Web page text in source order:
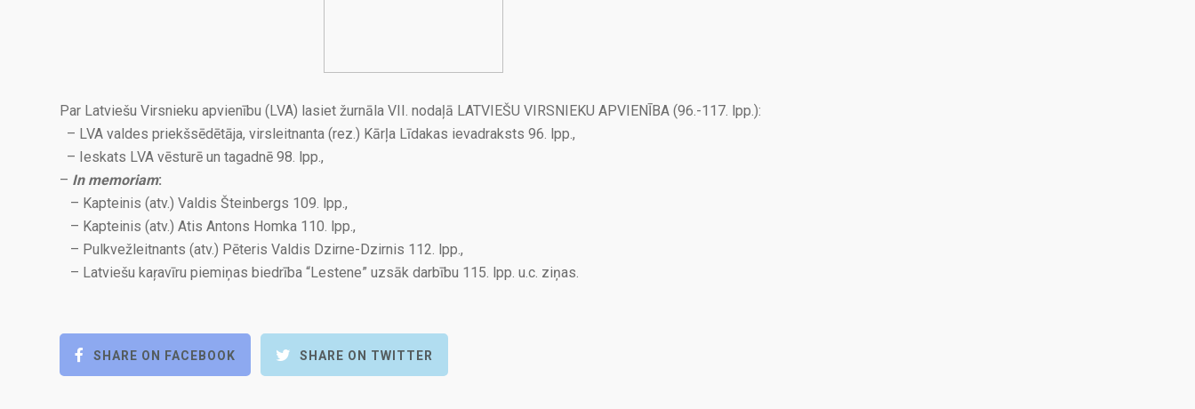
Par Latviešu Virsnieku apvienību (LVA) lasiet žurnāla VII. nodaļā LATVIEŠU VIRSNIEKU APVIENĪBA (96.-117. lpp.):
– LVA valdes priekšsēdētāja, virsleitnanta (rez.) Kārļa Līdakas ievadraksts 96. lpp.,
– Ieskats LVA vēsturē un tagadnē 98. lpp.,
– In memoriam:
– Kapteinis (atv.) Valdis Šteinbergs 109. lpp.,
– Kapteinis (atv.) Atis Antons Homka 110. lpp.,
– Pulkvežleitnants (atv.) Pēteris Valdis Dzirne-Dzirnis 112. lpp.,
– Latviešu kaŗavīru piemiņas biedrība “Lestene” uzsāk darbību 115. lpp. u.c. ziņas.
SHARE ON FACEBOOK SHARE ON TWITTER